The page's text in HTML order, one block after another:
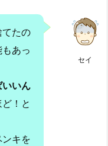
セイ
たの
あっ
いん
！と
キを